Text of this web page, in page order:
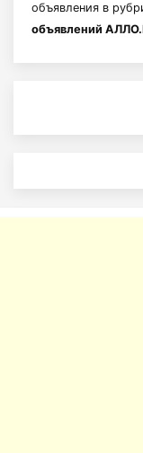
объявления в
объявлений